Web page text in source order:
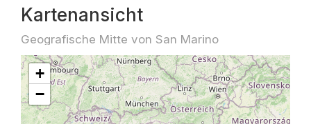
Kartenansicht
Geografische Mitte von San Marino
+
−